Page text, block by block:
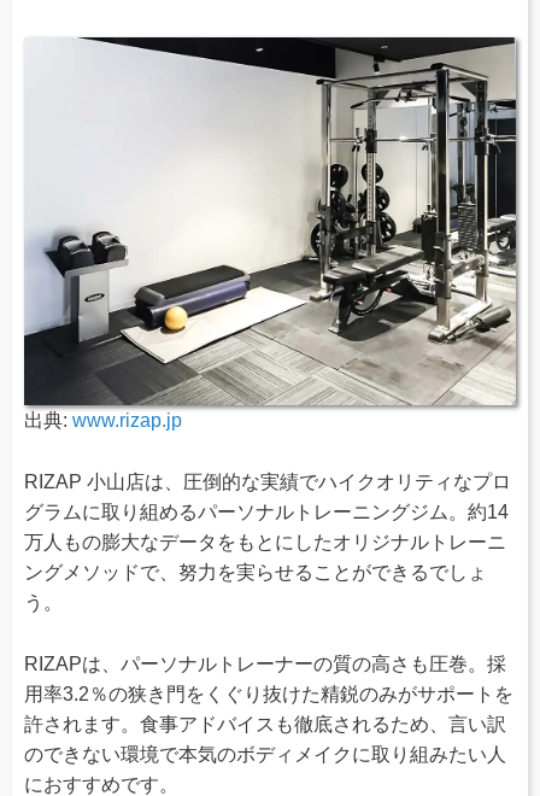
出典: www.rizap.jp
RIZAP 小山店は、圧倒的な実績でハイクオリティなプロ
グラムに取り組めるパーソナルトレーニングジム。約14
万人もの膨大なデータをもとにしたオリジナルトレーニ
ングメソッドで、努力を実らせることができるでしょ
う。
RIZAPは、パーソナルトレーナーの質の高さも圧巻。採
用率3.2％の狭き門をくぐり抜けた精鋭のみがサポートを
許されます。食事アドバイスも徹底されるため、言い訳
のできない環境で本気のボディメイクに取り組みたい人
におすすめです。